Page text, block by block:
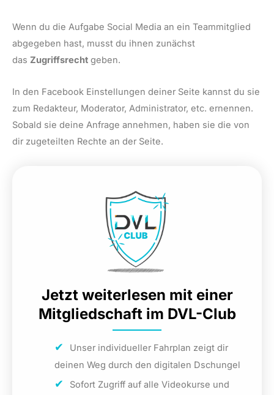
Wenn du die Aufgabe Social Media an ein Teammitglied
abgegeben hast, musst du ihnen zunächst
das Zugriffsrecht geben.
In den Facebook Einstellungen deiner Seite kannst du sie
zum Redakteur, Moderator, Administrator, etc. ernennen.
Sobald sie deine Anfrage annehmen, haben sie die von
dir zugeteilten Rechte an der Seite.
Jetzt weiterlesen mit einer
Mitgliedschaft im DVL-Club
Unser individueller Fahrplan zeigt dir
deinen Weg durch den digitalen Dschungel
Sofort Zugriff auf alle Videokurse und